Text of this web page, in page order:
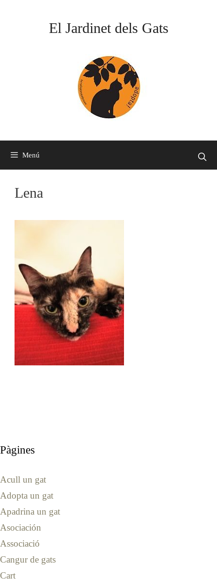
El Jardinet dels Gats
Menú
Lena
Pàgines
Acull un gat
Adopta un gat
Apadrina un gat
Asociación
Associació
Cangur de gats
Cart